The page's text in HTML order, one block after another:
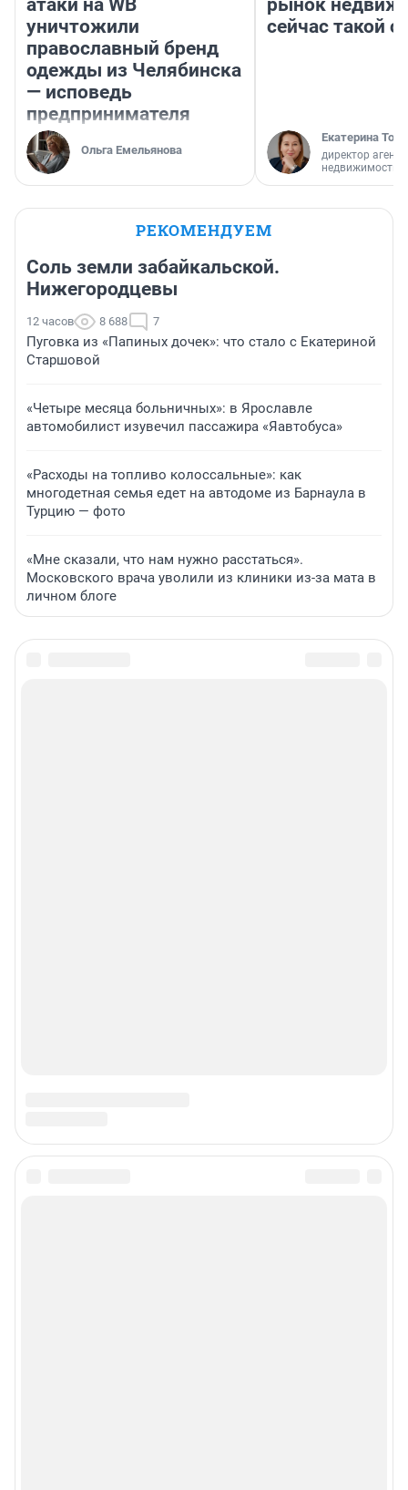
атаки на WB
уничтожили
православный бренд
одежды из Челябинска
— исповедь
предпринимателя
Ольга Емельянова
рынок
сейчас такой
Екатерина
директор
недвижимости
РЕКОМЕНДУЕМ
Соль земли забайкальской.
Нижегородцевы
12 часов 8 688 7
Пуговка из «Папиных дочек»: что стало с Екатериной
Старшовой
«Четыре месяца больничных»: в Ярославле
автомобилист изувечил пассажира «Яавтобуса»
«Расходы на топливо колоссальные»: как
многодетная семья едет на автодоме из Барнаула в
Турцию — фото
«Мне сказали, что нам нужно расстаться».
Московского врача уволили из клиники из-за мата в
личном блоге